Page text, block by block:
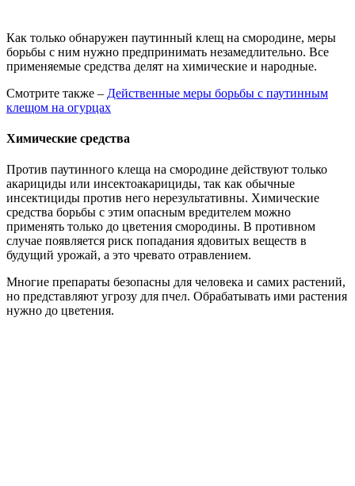
Как только обнаружен паутинный клещ на смородине, меры
борьбы с ним нужно предпринимать незамедлительно. Все
применяемые средства делят на химические и народные.
Смотрите также – Действенные меры борьбы с паутинным
клещом на огурцах
Химические средства
Против паутинного клеща на смородине действуют только
акарициды или инсектоакарициды, так как обычные
инсектициды против него нерезультативны. Химические
средства борьбы с этим опасным вредителем можно
применять только до цветения смородины. В противном
случае появляется риск попадания ядовитых веществ в
будущий урожай, а это чревато отравлением.
Многие препараты безопасны для человека и самих растений,
но представляют угрозу для пчел. Обрабатывать ими растения
нужно до цветения.